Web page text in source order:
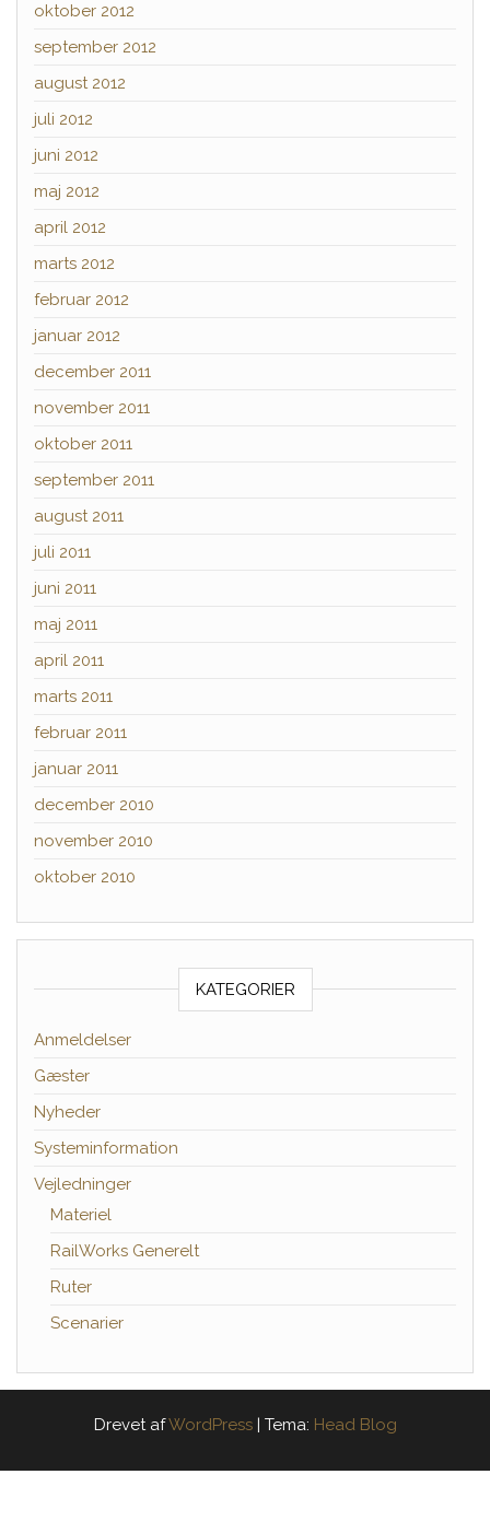
oktober 2012
september 2012
august 2012
juli 2012
juni 2012
maj 2012
april 2012
marts 2012
februar 2012
januar 2012
december 2011
november 2011
oktober 2011
september 2011
august 2011
juli 2011
juni 2011
maj 2011
april 2011
marts 2011
februar 2011
januar 2011
december 2010
november 2010
oktober 2010
KATEGORIER
Anmeldelser
Gæster
Nyheder
Systeminformation
Vejledninger
Materiel
RailWorks Generelt
Ruter
Scenarier
Drevet afWordPress Tema: Head Blog